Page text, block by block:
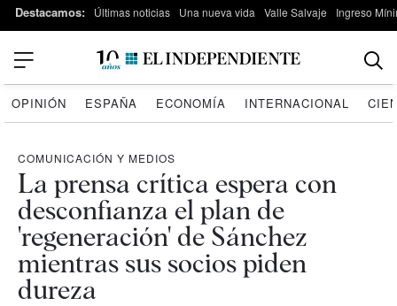
Destacamos: Últimas noticias Una nueva vida Valle Salvaje Ingreso
OPINIÓN ESPAÑA ECONOMÍA INTERNACIONAL
COMUNICACIÓN Y MEDIOS
La prensa crítica espera con
desconfianza el plan de
'regeneración' de Sánchez
mientras sus socios piden
dureza